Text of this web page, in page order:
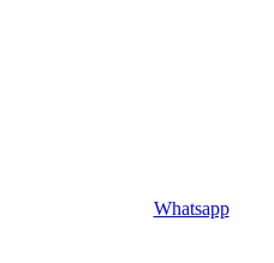
Whatsapp